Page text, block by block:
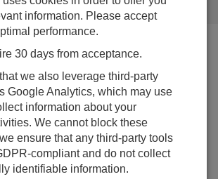
1 articles tagged with:CRVW3-NE
ングワイヤデータロガーを使用す
か?
| 最終更新日: 02/14/2018 | コメント:
information. Please accept
performance.
30 days from acceptance.
we also leverage third-party
Google Analytics, which may use
information about your
We cannot block these
ensure that any third-party tools
compliant and do not collect
identifiable information.